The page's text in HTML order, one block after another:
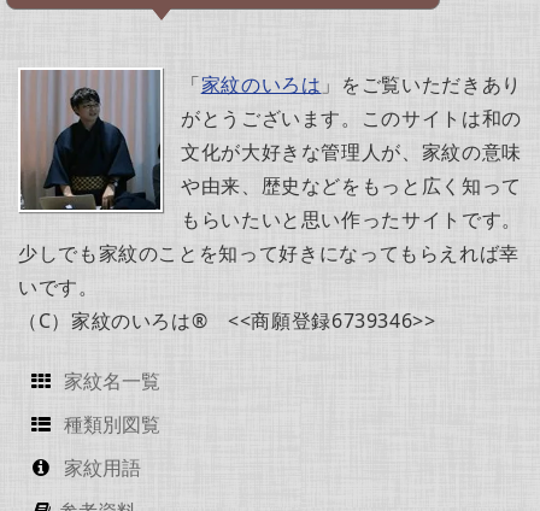
「家紋のいろは」をご覧いただきあり
がとうございます。このサイトは和の
文化が大好きな管理人が、家紋の意味
や由来、歴史などをもっと広く知って
もらいたいと思い作ったサイトです。
少しでも家紋のことを知って好きになってもらえれば幸
いです。
（C）家紋のいろは® <<商願登録6739346>>
家紋名一覧
種類別図覧
家紋用語